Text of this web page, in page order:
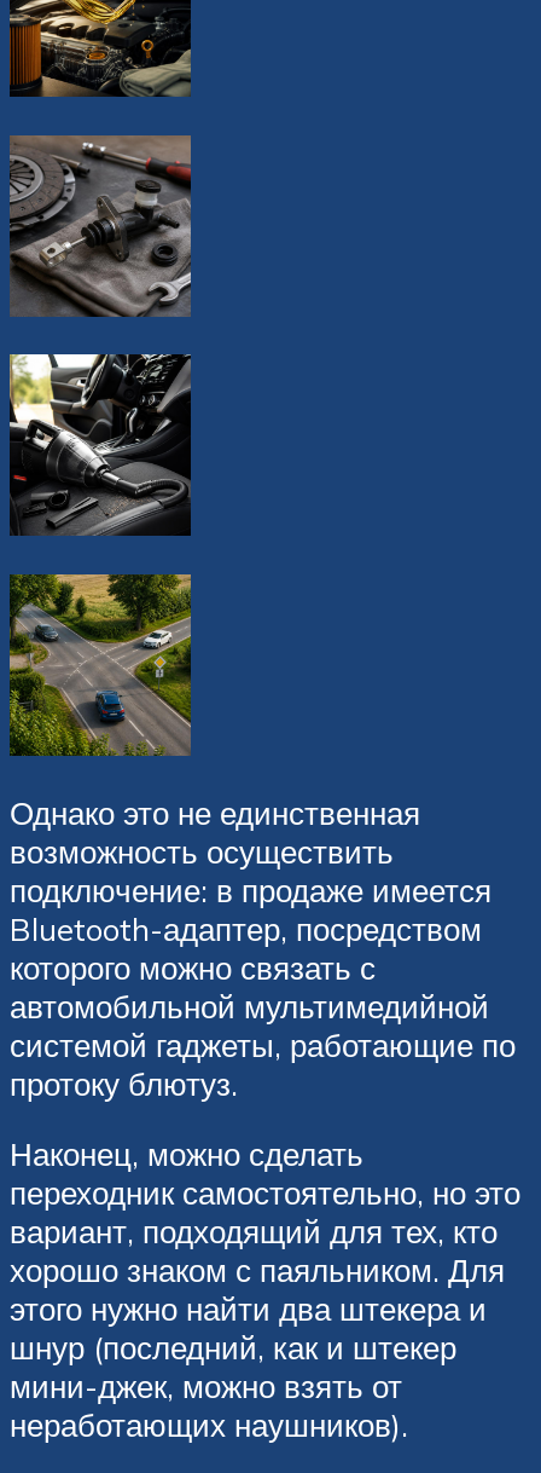
Однако это не единственная
возможность осуществить
подключение: в продаже имеется
Bluetooth-адаптер, посредством
которого можно связать с
автомобильной мультимедийной
системой гаджеты, работающие по
протоку блютуз.
Наконец, можно сделать
переходник самостоятельно, но это
вариант, подходящий для тех, кто
хорошо знаком с паяльником. Для
этого нужно найти два штекера и
шнур (последний, как и штекер
мини-джек, можно взять от
неработающих наушников).